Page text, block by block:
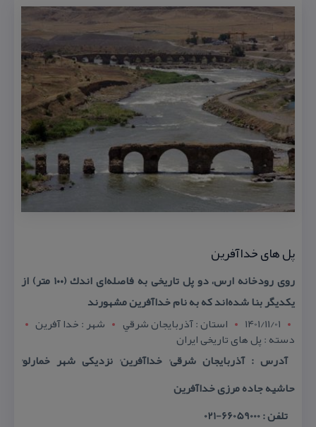
پل های خداآفرین
روى رودخانه ارس، دو پل تاریخى به فاصله‌اى اندك (۱۰۰ متر) از
یكدیگر بنا شده‌اند كه به نام خداآفرین مشهورند
1401/11/01
استان : آذربايجان شرقي شهر : خدا آفرین
دسته : پل های تاریخی ایران
آدرس : آذربایجان شرقی٬ خداآفرین٬ نزدیكی شهر خمارلو٬
حاشیه جاده مرزی خداآفرین
تلفن : 66059000-021